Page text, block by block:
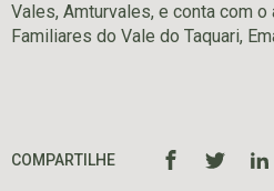
Vales, Amturvales, e conta com
Familiares do Vale do Taquari,
COMPARTILHE